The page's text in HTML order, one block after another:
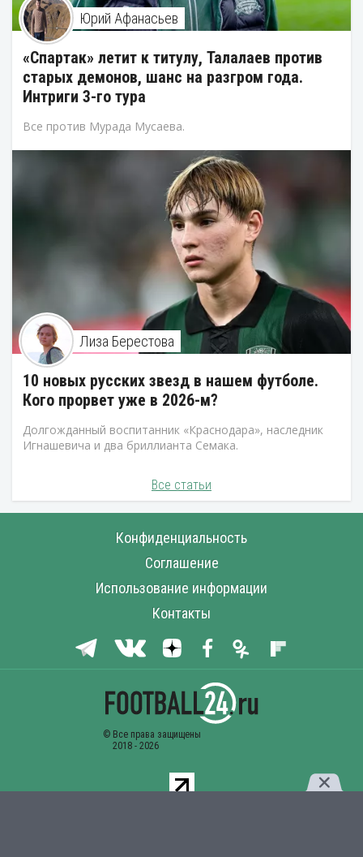
Юрий Афанасьев
«Спартак» летит к титулу, Талалаев против
старых демонов, шанс на разгром года.
Интриги 3-го тура
Все против Мурада Мусаева.
Лиза Берестова
10 новых русских звезд в нашем футболе.
Кого прорвет уже в 2026-м?
Долгожданный воспитанник «Краснодара», наследник
Игнашевича и два бриллианта Семака.
Все статьи
Конфиденциальность
Соглашение
Использование информации
Контакты